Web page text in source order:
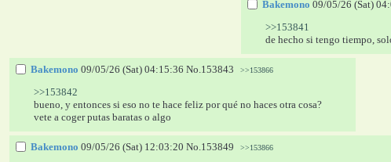
Bakemono 09/05/26 (Sat)
>>153841
de hecho si tengo tiempo,
Bakemono 09/05/26 (Sat) 04:15:36 No. 153843 >>153866
>>153842
bueno, y entonces si eso no te hace feliz por qué no haces otra cosa?
vete a coger putas baratas o algo
Bakemono 09/05/26 (Sat) 12:03:20 No. 153849 >>153866